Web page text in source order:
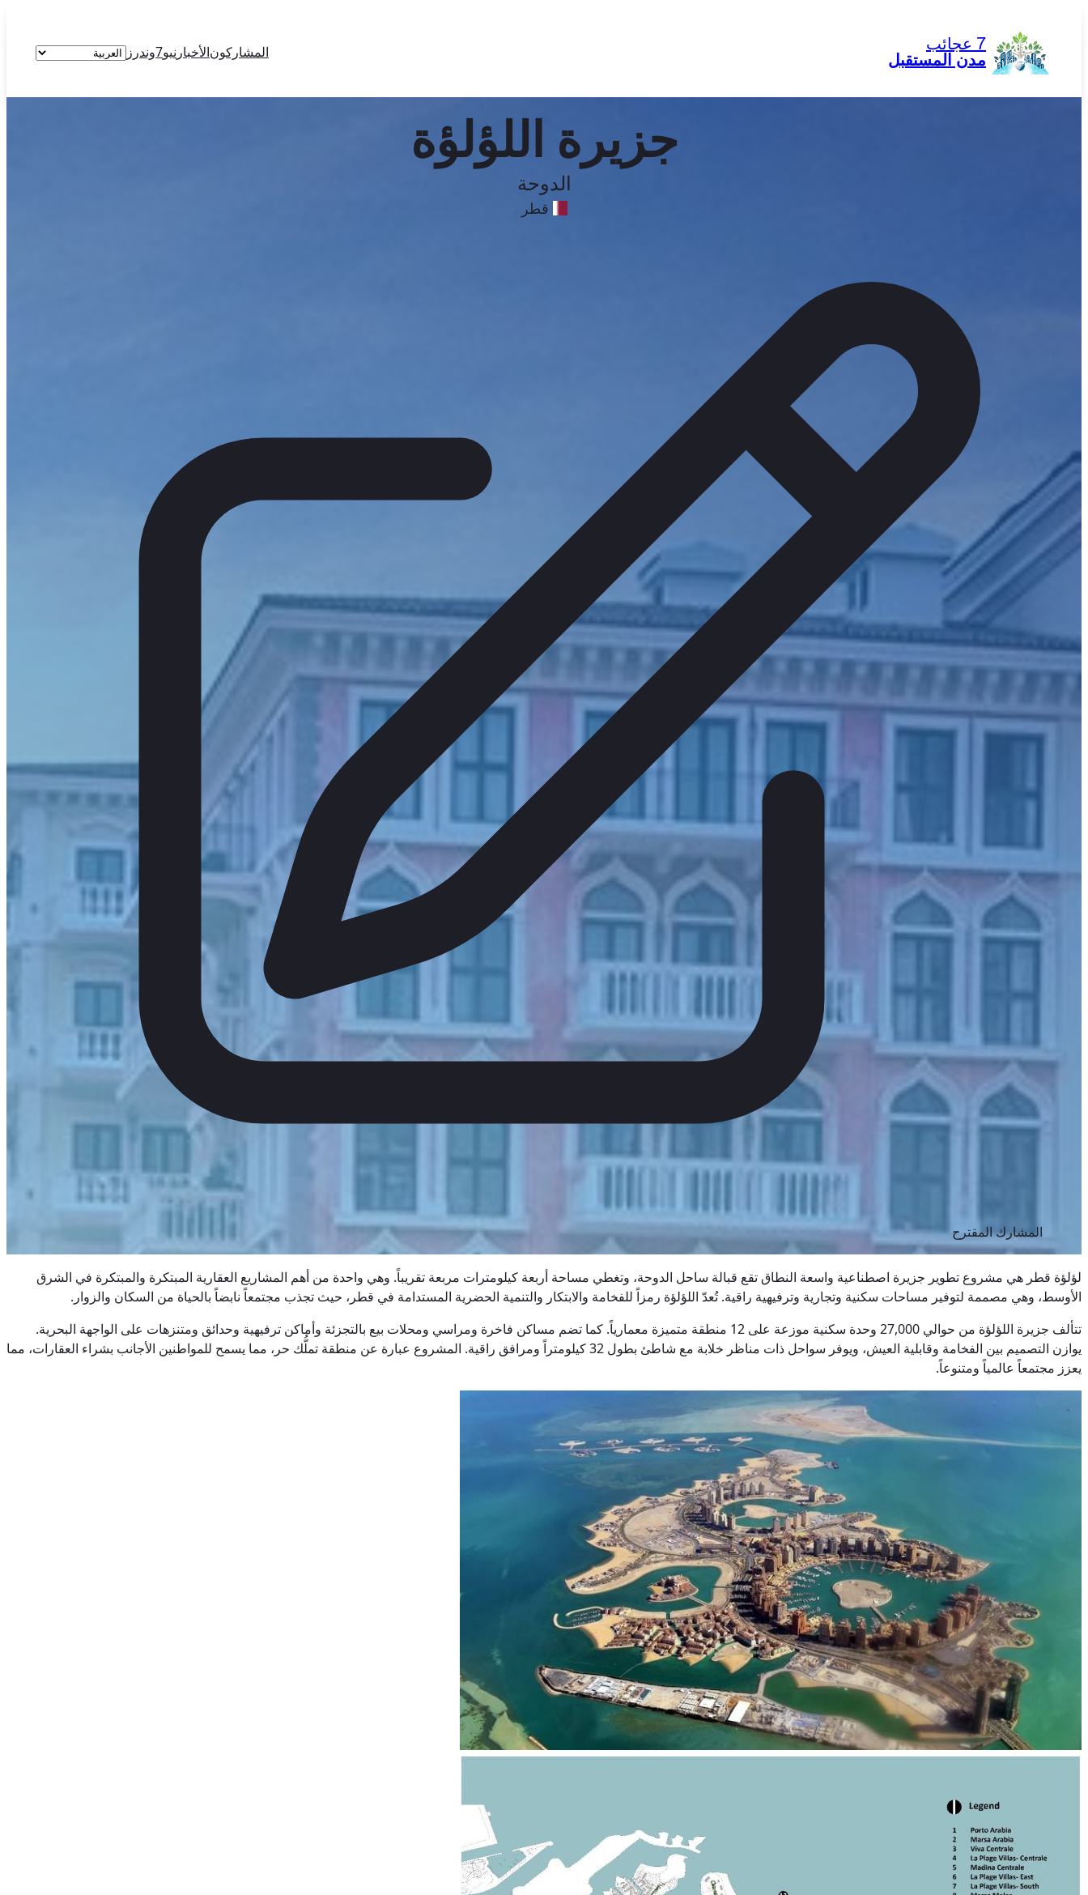
المحتوى
7 عجائب
مدن المستقبل
المشاركونالأخبار نيو7وندرز
اختر
جزيرة اللؤلؤة
الدوحة
قطر
المشارك المقترح
لؤلؤة قطر هي مشروع تطوير جزيرة اصطناعية واسعة النطاق تقع قبالة ساحل الدوحة، وتغطي مساحة أربعة كيلومترات مربعة تقريباً. وهي واحدة من أهم المشاريع العقارية المبتكرة والمبتكرة في الشرق
الأوسط، وهي مصممة لتوفير مساحات سكنية وتجارية وترفيهية راقية. تُعدّ اللؤلؤة رمزاً للفخامة والابتكار والتنمية الحضرية المستدامة في قطر، حيث تجذب مجتمعاً نابضاً بالحياة من السكان والزوار.
تتألف جزيرة اللؤلؤة من حوالي 27,000 وحدة سكنية موزعة على 12 منطقة متميزة معمارياً. كما تضم مساكن فاخرة ومراسي ومحلات بيع بالتجزئة وأماكن ترفيهية وحدائق ومتنزهات على الواجهة البحرية.
يوازن التصميم بين الفخامة وقابلية العيش، ويوفر سواحل ذات مناظر خلابة مع شاطئ بطول 32 كيلومتراً ومرافق راقية. المشروع عبارة عن منطقة تملُّك حر، مما يسمح للمواطنين الأجانب بشراء العقارات، مما
يعزز مجتمعاً عالمياً ومتنوعاً.